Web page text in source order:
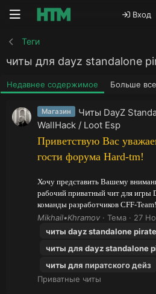
Вход
Теги
читы для dayz standalone
Недавнее содержимое Больше
Магазин
Читы DayZ
WallHack / Loot Esp
Приветствую Вас
гости форума Hard-tm!
Хочу представить Вашему
рабочий приватный чит для игры
команды разработчиков CFF-Team!
Mikhail•Khramov
Тема
27
читы dayzstandalonepirate
читы для dayzstandalone
читы для пиратского дейз
Приватные читы